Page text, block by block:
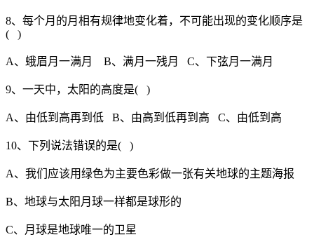
8、每个月的月相有规律地变化着，不可能出现的变化顺序是
( )
A、蛾眉月一满月 B、满月一残月 C、下弦月一满月
9、一天中，太阳的高度是( )
A、由低到高再到低 B、由高到低再到高 C、由低到高
10、下列说法错误的是( )
A、我们应该用绿色为主要色彩做一张有关地球的主题海报
B、地球与太阳月球一样都是球形的
C、月球是地球唯一的卫星